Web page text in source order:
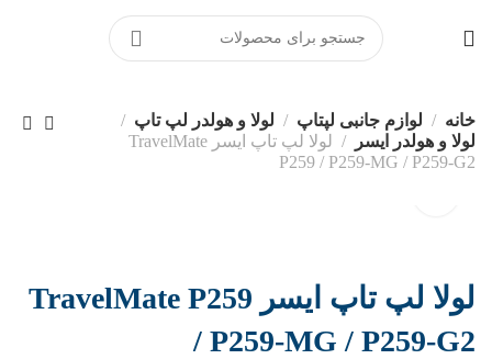
خانه لوازم جانبی لپتاپ
لولا و هولدر لپ تاپ
لولا و هولدر ایسر
لولا لپ تاپ ایسر TravelMate
P259 / P259-MG / P259-G2
لولا لپ تاپ ایسر TravelMate P259
/ P259-MG / P259-G2